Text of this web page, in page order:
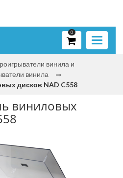
Toggle
0
винила и
винила
дисков NAD C558
виниловых